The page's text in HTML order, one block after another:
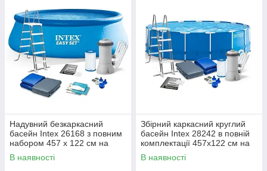
Надувний безкаркасний
басейн Intex 26168 з повним
набором 457 x 122 см на
14141 л блакитний
В наявності
Збірний каркасний круглий
басейн Intex 28242 в повній
комплектації 457х122 см на
16805 л синій
В наявності